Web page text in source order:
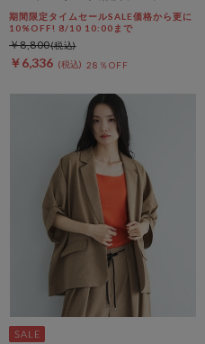
ＪＫ
期間限定タイムセールSALE価格から更に
10%OFF! 8/10 10:00まで
￥6,336 28％OFF
￥8,800